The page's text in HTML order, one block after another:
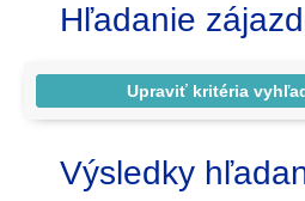
Hľadanie
Výsledky